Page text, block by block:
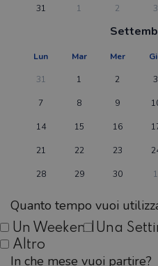
31 1 2 3
Lun Mar Mer
31 1 2 3
7 8 9
14 15 16
21 22 23
28 29 30 1
Quanto tempo vuoi
Un Weekend Una
Altro
In che mese vuoi partire?